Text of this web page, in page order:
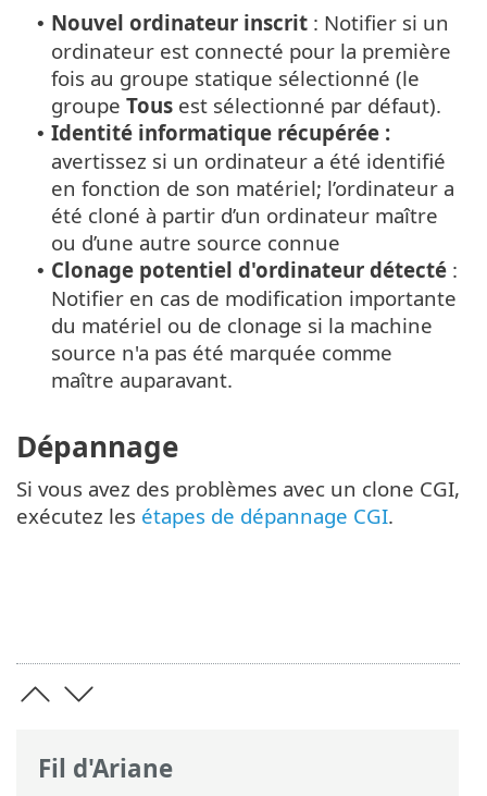
Fil d'Ariane
• Nouvel ordinateur inscrit : Notifier si un
ordinateur est connecté pour la première
fois au groupe statique sélectionné (le
groupe Tous est sélectionné par défaut).
• Identité informatique récupérée :
avertissez si un ordinateur a été identifié
en fonction de son matériel; l’ordinateur a
été cloné à partir d’un ordinateur maître
ou d’une autre source connue
• Clonage potentiel d'ordinateur détecté :
Notifier en cas de modification importante
du matériel ou de clonage si la machine
source n'a pas été marquée comme
maître auparavant.
Dépannage
Si vous avez des problèmes avec un clone CGI,
exécutez les étapes de dépannage CGI.